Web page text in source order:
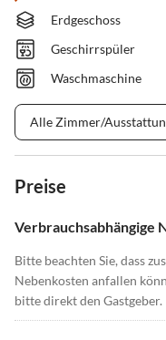
Erdgeschoss
Geschirrspüler
Waschmaschine
Alle Zimmer/
Preise
Verbrauchsabhängige
Bitte beachten Sie, dass
Nebenkosten anfallen
bitte direkt den Gastgeber.